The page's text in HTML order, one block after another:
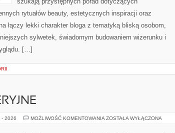
rytuałów beauty, estetycznych inspiracji oraz
łączy lekki charakter bloga z tematyką bliską osobom,
sylwetek, świadomym budowaniem wizerunku i
[…]
- 2026 MOŻLIWOŚĆ KOMENTOWANIA IKONY
ZOSTAŁA WYŁĄCZONA